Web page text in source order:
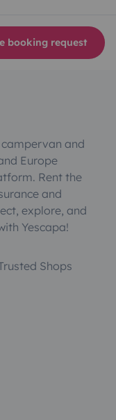
booking request
and
Europe
Rent the
and
explore, and
Yescapa!
Shops